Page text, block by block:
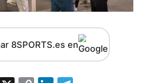
8SPORTS.es en